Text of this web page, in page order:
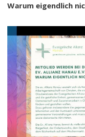
Warum eigendlich